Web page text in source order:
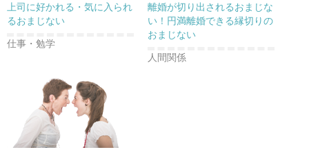
上司に好かれる・気に入られ
るおまじない
仕事・勉学
離婚が切り出されるおまじな
い！円満離婚できる縁切りの
おまじない
人間関係